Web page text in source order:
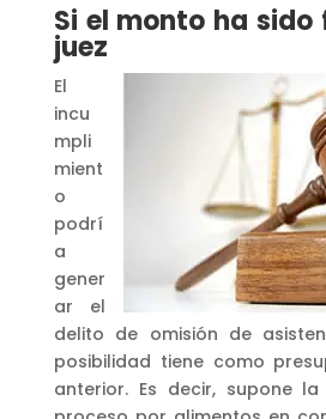
Si el monto ha sido
juez
El
incu
mpli
mient
o
podrí
a
gener
ar el
delito de omisión de
posibilidad tiene como
anterior. Es decir, supone